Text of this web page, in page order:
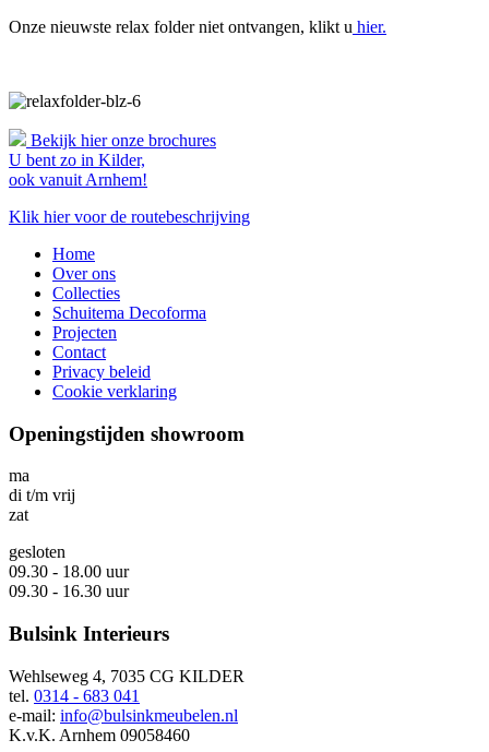
Onze nieuwste relax folder niet ontvangen, klikt u hier.
Bekijk hier onze brochures
U bent zo in Kilder,
ook vanuit Arnhem!
Klik hier voor de routebeschrijving
Home
Over ons
Collecties
Schuitema Decoforma
Projecten
Contact
Privacy beleid
Cookie verklaring
Openingstijden showroom
ma
di t/m vrij
zat
gesloten
09.30 - 18.00 uur
09.30 - 16.30 uur
Bulsink Interieurs
Wehlseweg 4, 7035 CG KILDER
tel. 0314 - 683 041
e-mail: info@bulsinkmeubelen.nl
K.v.K. Arnhem 09058460